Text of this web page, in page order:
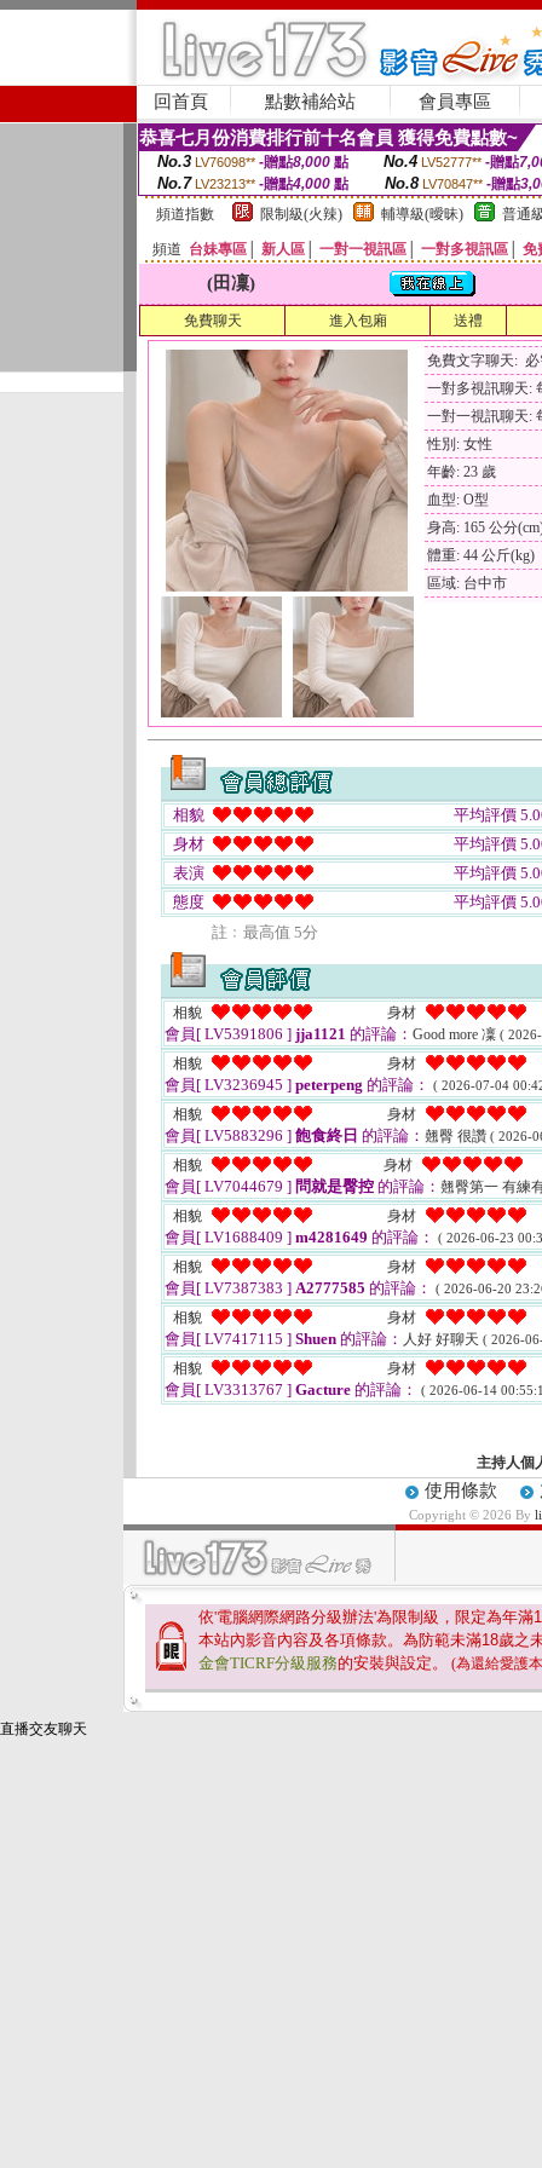
回首頁 點數補給站 會員專區
恭喜七月份消費排行前十名會員 獲得免費點數~
No.3 LV76098** -贈點8,000點 No.4 LV52777** -贈點
No.7 LV23213** -贈點4,000 點 No.8 LV70847** -贈點
頻道指數
限制級(火辣) 輔導級(曖昧) 普通
頻道 台妹專區 新人區 一對一視訊區 一對多視訊區 免
(田凜)
免費聊天 進入包廂 送禮
免費文字聊天:
一對多視訊聊天:
一對一視訊聊天:
性別: 女性
年齡: 23 歲
血型: O型
身高: 165 公分
體重: 44 公斤(kg)
區域: 台中市
相貌
平均評價
身材
平均評價
表演
平均評價
態度
平均評價
註﹕最高值 5分
相貌 身材
會員[ LV5391806 ] jja1121 的評論： Good more 凜 (
相貌 身材
會員[ LV3236945 ] peterpeng 的評論： ( 2026-07-04
相貌 身材
會員[ LV5883296 ] 飽食終日 的評論： 翹臀 很讚 ( 2026-
相貌 身材
會員[ LV7044679 ] 問就是臀控 的評論： 翹臀第一 有練
相貌
身材
會員[ LV1688409 ] m4281649 的評論： ( 2026-06-23
相貌 身材
會員[ LV7387383 ] A2777585 的評論： ( 2026-06-20
相貌 身材
會員[ LV7417115 ] Shuen 的評論： 人好 好聊天 ( 2026-
相貌 身材
會員[ LV3313767 ] Gacture 的評論： ( 2026-06-14
主持人個
使用條款
Copyright © 2026 By
依'電腦網際網路分級辦法'為限制級，限定為年滿
本站內影音內容及各項條款。為防範未滿18歲之
金會TICRF分級服務的安裝與設定。 (為還給愛護
直播交友聊天